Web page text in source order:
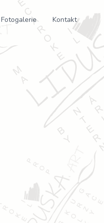
Fotogalerie Kontakt